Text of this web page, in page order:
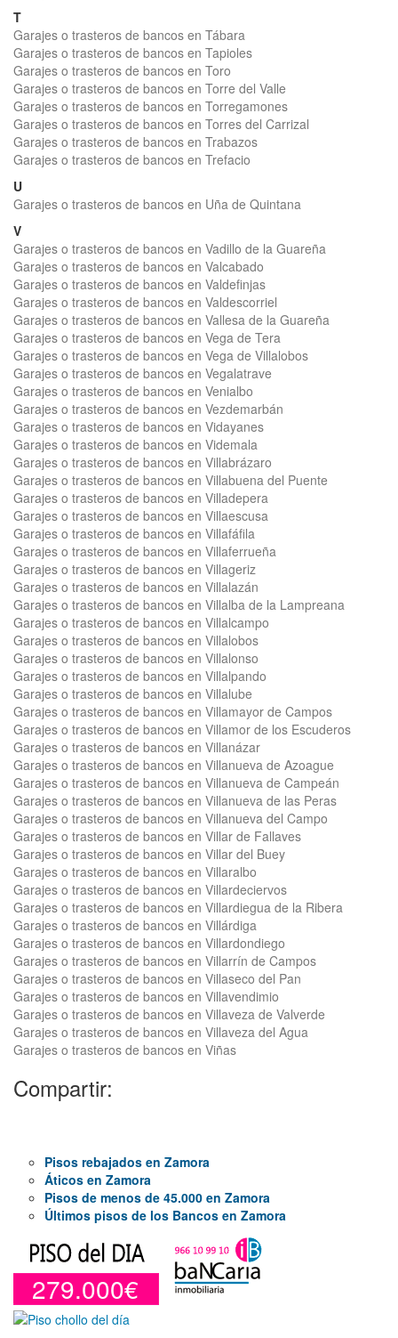
T
Garajes o trasteros de bancos en Tábara
Garajes o trasteros de bancos en Tapioles
Garajes o trasteros de bancos en Toro
Garajes o trasteros de bancos en Torre del Valle
Garajes o trasteros de bancos en Torregamones
Garajes o trasteros de bancos en Torres del Carrizal
Garajes o trasteros de bancos en Trabazos
Garajes o trasteros de bancos en Trefacio
U
Garajes o trasteros de bancos en Uña de Quintana
V
Garajes o trasteros de bancos en Vadillo de la Guareña
Garajes o trasteros de bancos en Valcabado
Garajes o trasteros de bancos en Valdefinjas
Garajes o trasteros de bancos en Valdescorriel
Garajes o trasteros de bancos en Vallesa de la Guareña
Garajes o trasteros de bancos en Vega de Tera
Garajes o trasteros de bancos en Vega de Villalobos
Garajes o trasteros de bancos en Vegalatrave
Garajes o trasteros de bancos en Venialbo
Garajes o trasteros de bancos en Vezdemarbán
Garajes o trasteros de bancos en Vidayanes
Garajes o trasteros de bancos en Videmala
Garajes o trasteros de bancos en Villabrázaro
Garajes o trasteros de bancos en Villabuena del Puente
Garajes o trasteros de bancos en Villadepera
Garajes o trasteros de bancos en Villaescusa
Garajes o trasteros de bancos en Villafáfila
Garajes o trasteros de bancos en Villaferrueña
Garajes o trasteros de bancos en Villageriz
Garajes o trasteros de bancos en Villalazán
Garajes o trasteros de bancos en Villalba de la Lampreana
Garajes o trasteros de bancos en Villalcampo
Garajes o trasteros de bancos en Villalobos
Garajes o trasteros de bancos en Villalonso
Garajes o trasteros de bancos en Villalpando
Garajes o trasteros de bancos en Villalube
Garajes o trasteros de bancos en Villamayor de Campos
Garajes o trasteros de bancos en Villamor de los Escuderos
Garajes o trasteros de bancos en Villanázar
Garajes o trasteros de bancos en Villanueva de Azoague
Garajes o trasteros de bancos en Villanueva de Campeán
Garajes o trasteros de bancos en Villanueva de las Peras
Garajes o trasteros de bancos en Villanueva del Campo
Garajes o trasteros de bancos en Villar de Fallaves
Garajes o trasteros de bancos en Villar del Buey
Garajes o trasteros de bancos en Villaralbo
Garajes o trasteros de bancos en Villardeciervos
Garajes o trasteros de bancos en Villardiegua de la Ribera
Garajes o trasteros de bancos en Villárdiga
Garajes o trasteros de bancos en Villardondiego
Garajes o trasteros de bancos en Villarrín de Campos
Garajes o trasteros de bancos en Villaseco del Pan
Garajes o trasteros de bancos en Villavendimio
Garajes o trasteros de bancos en Villaveza de Valverde
Garajes o trasteros de bancos en Villaveza del Agua
Garajes o trasteros de bancos en Viñas
Compartir:
Pisos rebajados en Zamora
Áticos en Zamora
Pisos de menos de 45.000 en Zamora
Últimos pisos de los Bancos en Zamora
279.000€